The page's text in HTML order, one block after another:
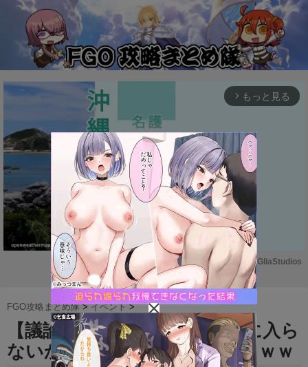
arrow_forward_ios もっと見る
M
u
t
e
Powered by GliaStudios
FGO攻略まとめ隊 >イベント >
【議論】復刻イベはイベントに入ら
ないからな…⇐は？ｗｗｗｗｗｗｗ